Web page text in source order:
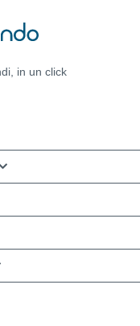
in un click